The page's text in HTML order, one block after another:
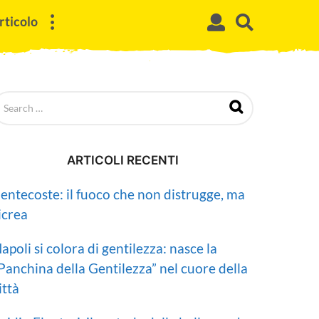
ARTICOLI RECENTI
il fuoco che non distrugge, ma
si colora di gentilezza: nasce la
della Gentilezza” nel cuore della